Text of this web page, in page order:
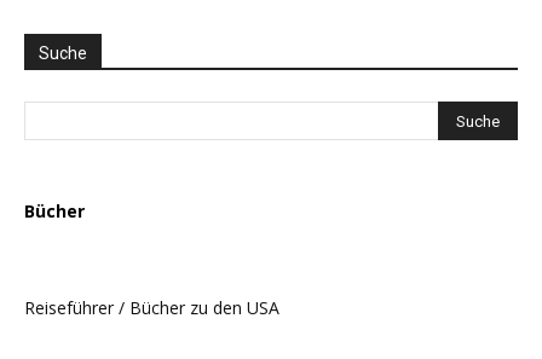
AUSWAHL
Suche
Bücher
Reiseführer / Bücher zu den USA